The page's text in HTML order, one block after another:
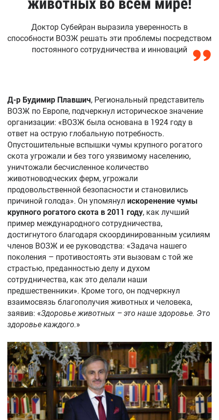
Доктор Субейран выразила уверенность в
способности ВОЗЖ решать эти проблемы посредством
постоянного сотрудничества и инноваций
Д-р Будимир Плавшич, Региональный представитель
ВОЗЖ по Европе, подчеркнул историческое значение
организации: «ВОЗЖ была основана в 1924 году в
ответ на острую глобальную потребность.
Опустошительные вспышки чумы крупного рогатого
скота угрожали и без того уязвимому населению,
уничтожали бесчисленное количество
животноводческих ферм, угрожали
продовольственной безопасности и становились
причиной голода». Он упомянул искоренение чумы
крупного рогатого скота в 2011 году, как лучший
пример международного сотрудничества,
достигнутого благодаря скоординированным усилиям
членов ВОЗЖ и ее руководства: «Задача нашего
поколения – противостоять эти вызовам с той же
страстью, преданностью делу и духом
сотрудничества, как это делали наши
предшественники». Кроме того, он подчеркнул
взаимосвязь благополучия животных и человека,
заявив: «Здоровье животных – это наше здоровье. Это
здоровье каждого.»